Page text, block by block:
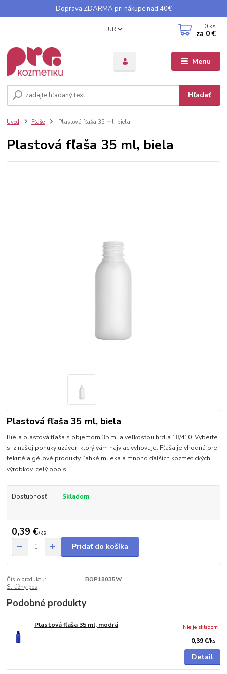
Doprava ZDARMA pri nákupe nad 40€
Menu
EUR
Hľadať
0 ks
za 0 €
Úvod Fľaše Plastová fľaša 35 ml, biela
Plastová fľaša 35 ml, biela
Plastová fľaša 35 ml, biela
Biela plastová fľaša s objemom 35 ml a veľkosťou hrdla 18/410. Vyberte
si z našej ponuky uzáver, ktorý vám najviac vyhovuje. Fľaša je vhodná pre
tekuté a gélové produkty, ľahké mlieka a mnoho ďalších kozmetických
výrobkov. celý popis
Dostupnosť Skladom
0,39 €/ks
Pridať do košíka
Číslo produktu:
BOP18035W
Strážny pes
Podobné produkty
Plastová fľaša 35 ml, modrá
0,39 €/ks
Nie je skladom
Detail